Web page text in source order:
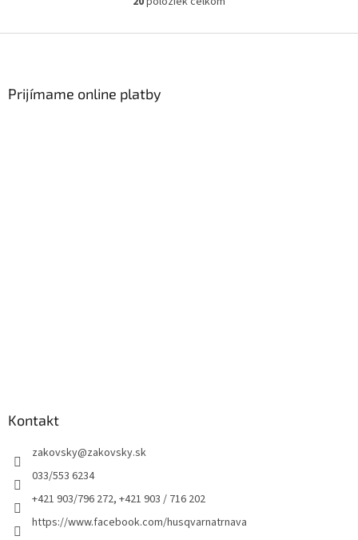
Ovládacie prvky výpisu
Prijímame online platby
Kontakt
zakovsky@zakovsky.sk
033/553 6234
+421 903/796 272, +421 903 / 716 202
https://www.facebook.com/husqvarnatrnava